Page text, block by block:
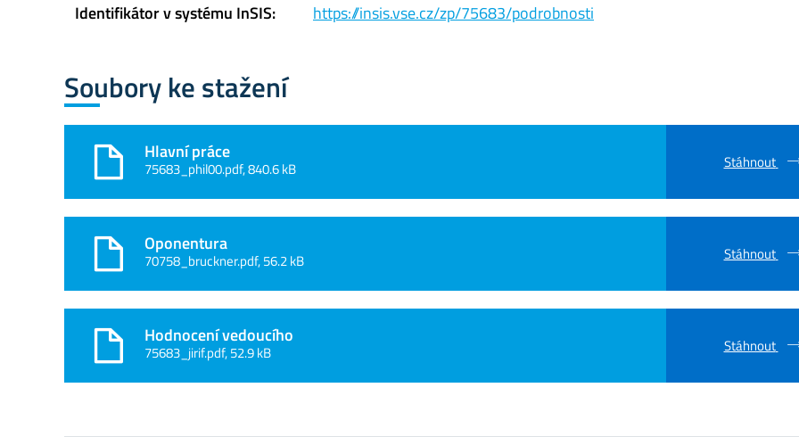
Identifikátor v systému InSIS:
https://insis.vse.cz/zp/75683/podrobnosti
Soubory ke stažení
Hlavní práce
75683_phil00.pdf, 840.6 kB Stáhnout
Oponentura
70758_bruckner.pdf, 56.2 kB Stáhnout
Hodnocení vedoucího
75683_jirif.pdf, 52.9 kB Stáhnout